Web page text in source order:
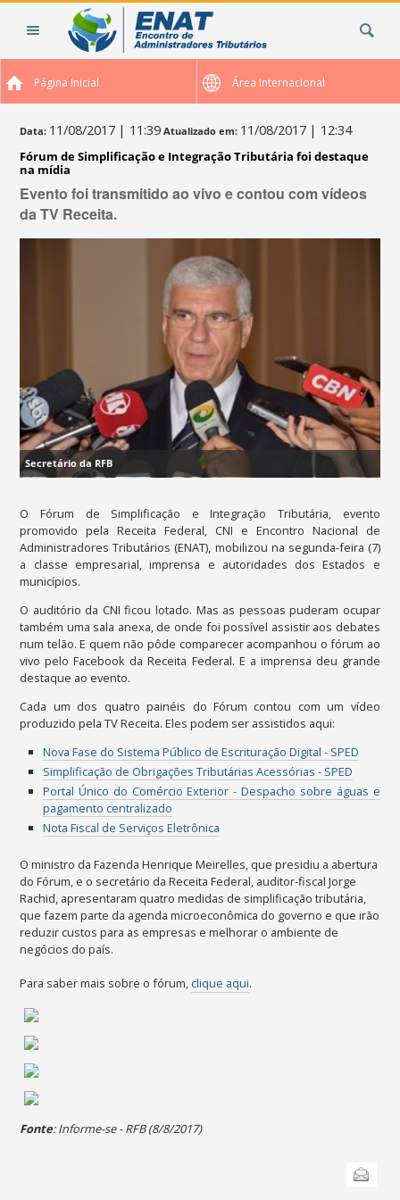
Página Inicial Área Internacional
Data: 11/08/2017 | 11:39 Atualizado em: 11/08/2017 | 12:34
Fórum de Simplificação e Integração Tributária foi destaque
na mídia
Evento foi transmitido ao vivo e contou com vídeos
da TV Receita.
Secretário da RFB
O Fórum de Simplificação e Integração Tributária, evento
promovido pela Receita Federal, CNI e Encontro Nacional de
Administradores Tributários (ENAT), mobilizou na segunda-feira (7)
a classe empresarial, imprensa e autoridades dos Estados e
municípios.
O auditório da CNI ficou lotado. Mas as pessoas puderam ocupar
também uma sala anexa, de onde foi possível assistir aos debates
num telão. E quem não pôde comparecer acompanhou o fórum ao
vivo pelo Facebook da Receita Federal. E a imprensa deu grande
destaque ao evento.
Cada um dos quatro painéis do Fórum contou com um vídeo
produzido pela TV Receita. Eles podem ser assistidos aqui:
Nova Fase do Sistema Público de Escrituração Digital - SPED
Simplificação de Obrigações Tributárias Acessórias - SPED
Portal Único do Comércio Exterior - Despacho sobre águas e
pagamento centralizado
Nota Fiscal de Serviços Eletrônica
O ministro da Fazenda Henrique Meirelles, que presidiu a abertura
do Fórum, e o secretário da Receita Federal, auditor-fiscal Jorge
Rachid, apresentaram quatro medidas de simplificação tributária,
que fazem parte da agenda microeconômica do governo e que irão
reduzir custos para as empresas e melhorar o ambiente de
negócios do país.
Para saber mais sobre o fórum, clique aqui.
Fonte: Informe-se - RFB (8/8/2017)